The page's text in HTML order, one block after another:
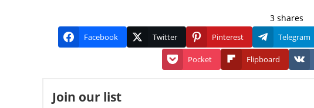
3 shares
Facebook Twitter Pinterest Telegram
Pocket Flipboard
Join our list